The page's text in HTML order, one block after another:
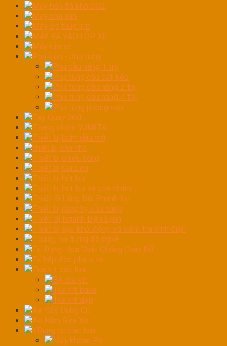
Máy bắn đá khô CO2
Máy chà sàn
Máy Ép thủy lực
MÁY RA VÀO LỐP XE
Máy rửa xe
Phụ kiện - phụ tùng
Phụ cầu nâng 1 trụ
Phụ tùng cầu cắt kéo
Phụ tùng cầu nâng 2 trụ
Phụ tùng cầu nâng 4 trụ
Phụ tùng phòng sơn
Tay Quay 360
Thang nhôm YUMITA
Thiết bị bơm dầu mỡ
thiết bị chà nhá
Thiết bị chiếu sáng
Thiết bị Gara cũ
Thiết bị hút bụi
Thiết bị hút bụi và chà nhám
Thiết Bị Láng Đĩa Phanh Xe
Thiết bị nâng hạ cầu nâng
Thiết Bị Ngành Điện Lạnh
Thiết bị sạc khởi động và kiểm tra bình điện
Thùng, túi đựng đồ nghề
Tủ Đựng Hóa Chất Chống Cháy Nổ
Tủ hấp đèn pha ô tô
Tua vít các loại
Bộ tua vít
Tua vít bake
Tua vít dẹp
Xe Đẩy Dụng Cụ
Xe Nằm Sửa Xe
YDụng cụ các loại
Máy khoan Pin